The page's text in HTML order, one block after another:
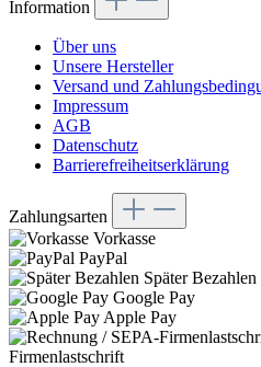
Information
Über uns
Unsere Hersteller
Versand und
Impressum
AGB
Datenschutz
Barrierefreiheitserklärung
Zahlungsarten
Vorkasse
PayPal
Später Bezahlen
Google Pay
Apple Pay
Firmenlastschrift